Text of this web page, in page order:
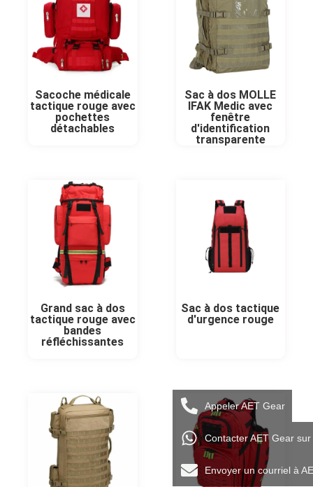
Sacoche médicale
tactique rouge avec
pochettes
détachables
Sac à dos MOLLE
IFAK Medic avec
fenêtre
d'identification
transparente
Grand sac à dos
tactique rouge avec
bandes
réfléchissantes
Sac à dos tactique
d'urgence rouge
Appeler AET Gear
Contacter AET Gear
Envoyer un courriel à